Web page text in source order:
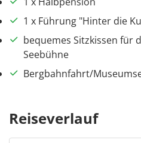
1 x Führung "Hinter die
bequemes Sitzkissen für
Seebühne
Bergbahnfahrt/
Reiseverlauf